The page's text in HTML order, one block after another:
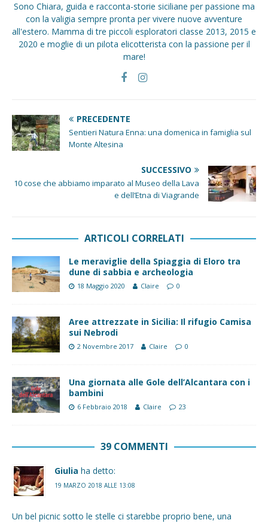
Sono Chiara, guida e racconta-storie siciliane per passione ma
con la valigia sempre pronta per vivere nuove avventure
all'estero. Mamma di tre piccoli esploratori classe 2013, 2015 e
2020 e moglie di un pilota elicotterista con la passione per il
mare!
PRECEDENTE
Sentieri Natura Enna: una domenica in famiglia sul
Monte Altesina
SUCCESSIVO
10 cose che abbiamo imparato al Museo della Lava
e dell’Etna di Viagrande
ARTICOLI CORRELATI
Le meraviglie della Spiaggia di Eloro tra
dune di sabbia e archeologia
18 Maggio 2020 Claire 0
Aree attrezzate in Sicilia: Il rifugio Camisa
sui Nebrodi
2 Novembre 2017 Claire 0
Una giornata alle Gole dell’Alcantara con i
bambini
6 Febbraio 2018 Claire 23
39 COMMENTI
Giulia ha detto:
19 MARZO 2018 ALLE 13:08
Un bel picnic sotto le stelle ci starebbe proprio bene, una